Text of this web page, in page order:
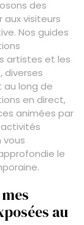
des
visiteurs
Nos guides
artistes et les
diverses
long de
en direct,
animées par
vous
le
au